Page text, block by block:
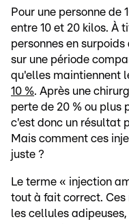
Pour une personne de
entre 10 et 20 kilos. À
personnes en
sur une période
qu'elles maintiennent
10 %. Après une
perte de 20 % ou plus
c'est donc un résultat
Mais comment ces
juste ?
Le terme « injection
tout à fait correct.
les cellules